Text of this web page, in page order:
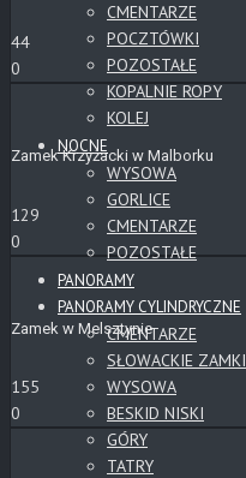
CMENTARZE
POCZTÓWKI
POZOSTAŁE
KOPALNIE ROPY
KOLEJ
NOCNE
WYSOWA
GORLICE
CMENTARZE
POZOSTAŁE
PANORAMY
PANORAMY CYLINDRYCZNE
CMENTARZE
SŁOWACKIE ZAMKI
WYSOWA
BESKID NISKI
GÓRY
TATRY
44
0
Zamek Krzyżacki w Malborku
129
0
Zamek w Melsztynie
155
0